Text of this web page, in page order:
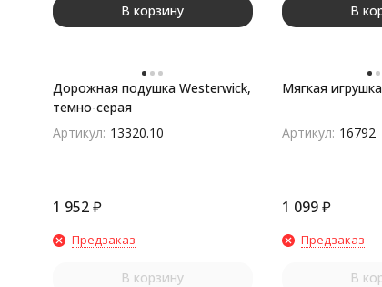
В корзину В
Дорожная подушка Westerwick,
темно-серая
Артикул: 13320.10
1 952 ₽
Предзаказ
В корзину
Мягкая
Артикул: 16792
1 099₽
Предзаказ
В